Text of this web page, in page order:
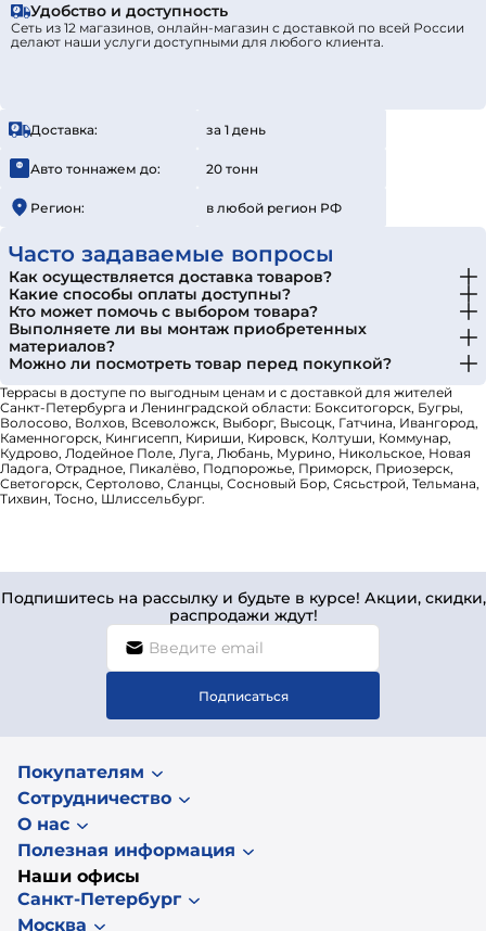
Удобство и доступность
Сеть из 12 магазинов, онлайн-магазин с доставкой по всей России
делают наши услуги доступными для любого клиента.
Доставка: за 1 день
Авто тоннажем до: 20 тонн
Регион: в любой регион РФ
Часто задаваемые вопросы
Как осуществляется доставка товаров?
Какие способы оплаты доступны?
Кто может помочь с выбором товара?
Выполняете ли вы монтаж приобретенных
материалов?
Можно ли посмотреть товар перед покупкой?
Террасы в доступе по выгодным ценам и с доставкой для жителей
Санкт-Петербурга и Ленинградской области: Бокситогорск, Бугры,
Волосово, Волхов, Всеволожск, Выборг, Высоцк, Гатчина, Ивангород,
Каменногорск, Кингисепп, Кириши, Кировск, Колтуши, Коммунар,
Кудрово, Лодейное Поле, Луга, Любань, Мурино, Никольское, Новая
Ладога, Отрадное, Пикалёво, Подпорожье, Приморск, Приозерск,
Светогорск, Сертолово, Сланцы, Сосновый Бор, Сясьстрой, Тельмана,
Тихвин, Тосно, Шлиссельбург.
Подпишитесь на рассылку и будьте в курсе! Акции, скидки,
распродажи ждут!
Подписаться
Покупателям
Сотрудничество
О нас
Полезная информация
Наши офисы
Санкт-Петербург
Москва